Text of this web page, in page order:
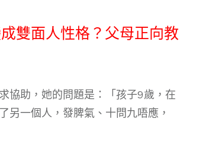
雙面人性格？父母正向教
協助，她的問題是：「孩子9歲，在
另一個人，發脾氣、十問九唔應，